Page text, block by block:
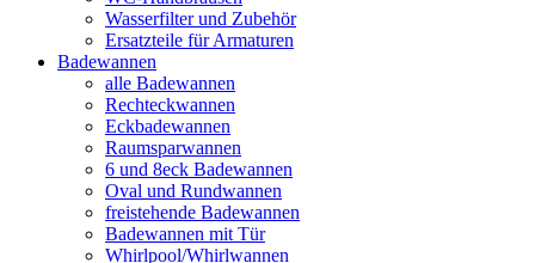
Wasserfilter und Zubehör
Ersatzteile für Armaturen
Badewannen
alle Badewannen
Rechteckwannen
Eckbadewannen
Raumsparwannen
6 und 8eck Badewannen
Oval und Rundwannen
freistehende Badewannen
Badewannen mit Tür
Whirlpool/Whirlwannen